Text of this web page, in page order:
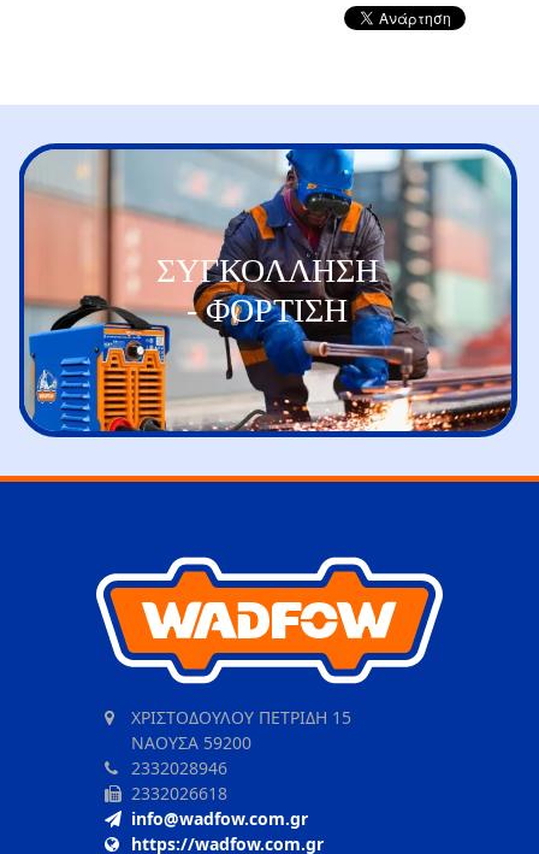
ΣΥΓΚΟΛΛΗΣΗ
- ΦΟΡΤΙΣΗ
ΧΡΙΣΤΟΔΟΥΛΟΥ ΠΕΤΡΙΔΗ 15
ΝΑΟΥΣΑ 59200
2332028946
2332026618
info@wadfow.com.gr
https://wadfow.com.gr